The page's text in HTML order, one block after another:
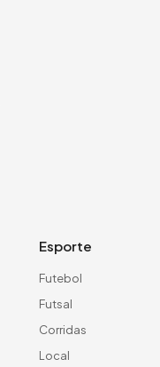
Esporte
Futebol
Futsal
Corridas
Local